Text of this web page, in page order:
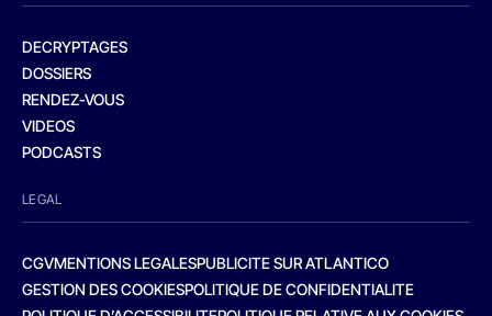
DECRYPTAGES
DOSSIERS
RENDEZ-VOUS
VIDEOS
PODCASTS
LEGAL
CGVMENTIONS LEGALESPUBLICITE SUR ATLANTICO
GESTION DES COOKIESPOLITIQUE DE CONFIDENTIALITE